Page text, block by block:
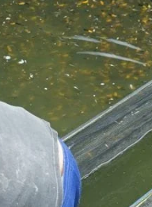
Molly
Channa
Koi
Koki
Guppy
Platy
Glofish
Danio
Manfish
Discuss